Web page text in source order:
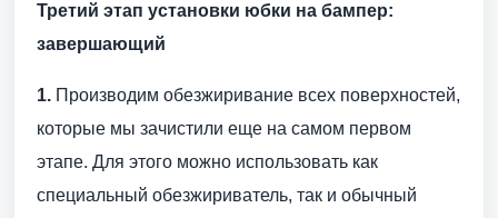
Третий этап установки юбки на бампер:
завершающий
1. Производим обезжиривание всех поверхностей,
которые мы зачистили еще на самом первом
этапе. Для этого можно использовать как
специальный обезжириватель, так и обычный